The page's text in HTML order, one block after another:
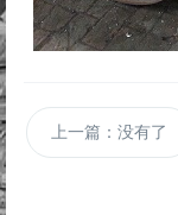
上一篇：没有了